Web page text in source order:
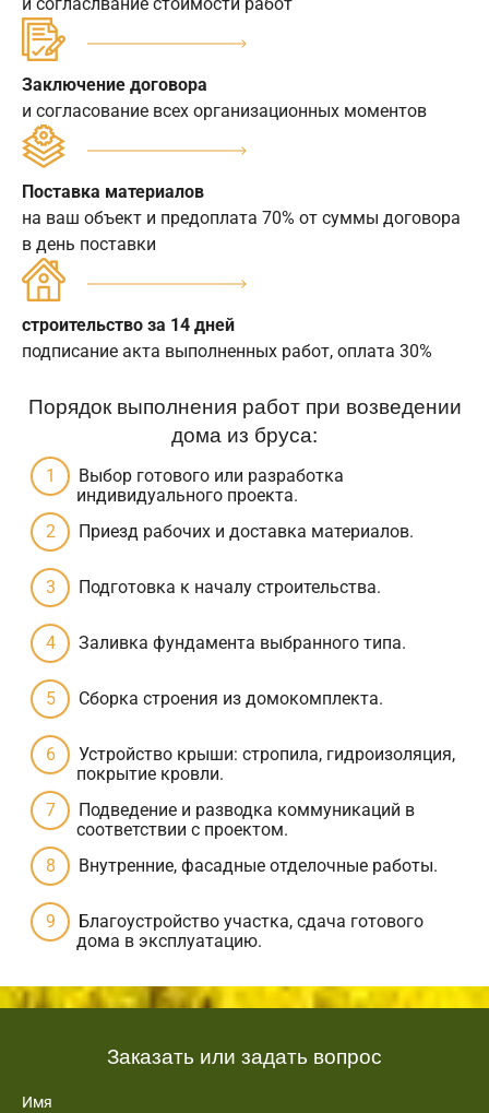
Заключение договора
и согласование всех организационных моментов
Поставка материалов
на ваш объект и предоплата 70% от суммы договора
в день поставки
строительство за 14 дней
подписание акта выполненных работ, оплата 30%
Порядок выполнения работ при возведении
дома из бруса:
Выбор готового или разработка
индивидуального проекта.
Приезд рабочих и доставка материалов.
Подготовка к началу строительства.
Заливка фундамента выбранного типа.
Сборка строения из домокомплекта.
Устройство крыши: стропила, гидроизоляция,
покрытие кровли.
Подведение и разводка коммуникаций в
соответствии с проектом.
Внутренние, фасадные отделочные работы.
Благоустройство участка, сдача готового
дома в эксплуатацию.
Заказать или задать вопрос
Имя